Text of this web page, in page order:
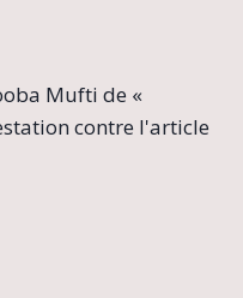
Mufti de «
contre l'article